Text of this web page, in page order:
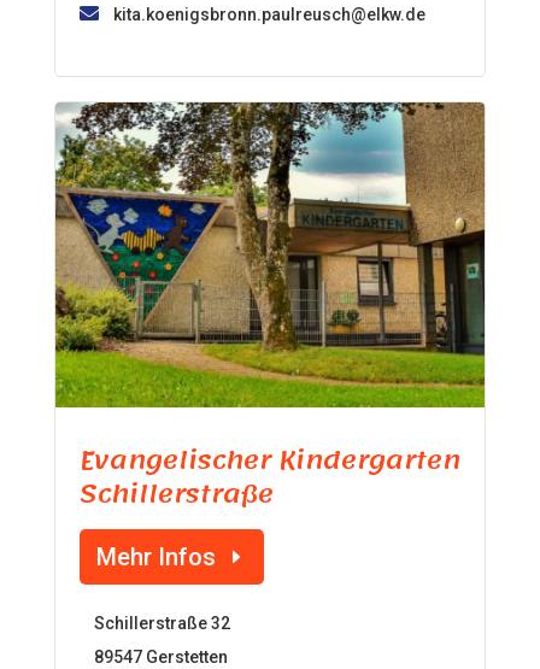
kita.koenigsbronn.paulreusch@elkw.de
Evangelischer Kindergarten
Schillerstraße
Mehr Infos
Schillerstraße 32
89547 Gerstetten